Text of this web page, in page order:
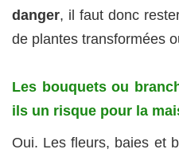
danger, il faut donc
de plantes transformées
Les bouquets ou
ils un risque pour la
Oui. Les fleurs, baies et